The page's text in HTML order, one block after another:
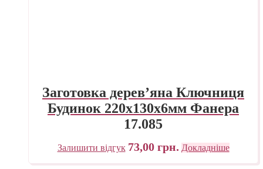
Заготовка дерев’яна Ключниця
Будинок 220х130х6мм Фанера
17.085
Залишити відгук 73,00 грн. Докладніше